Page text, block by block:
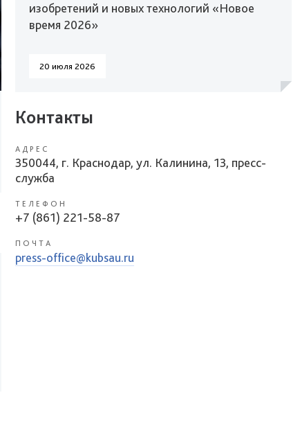
изобретений и новых технологий «Новое
время 2026»
20 июля 2026
Контакты
АДРЕС
350044, г. Краснодар, ул. Калинина, 13, пресс-
служба
ТЕЛЕФОН
+7 (861) 221-58-87
ПОЧТА
press-office@kubsau.ru